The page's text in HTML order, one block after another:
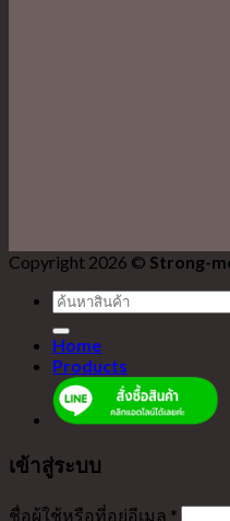
Copyright 2026 © Strong-
ค้นหา:
Home
Products
เข้าสู่ระบบ
ชื่อผู้ใช้หรือที่อยู่อีเมล *